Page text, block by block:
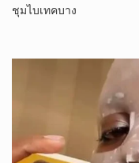
ชุมไบเทคบาง